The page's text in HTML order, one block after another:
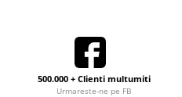
500.000 + Clienti multumiti
Urmareste-ne pe FB